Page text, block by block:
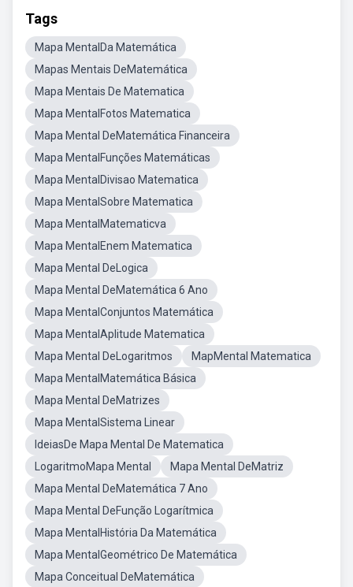
Tags
Mapa MentalDa Matemática
Mapas Mentais DeMatemática
Mapa Mentais De Matematica
Mapa MentalFotos Matematica
Mapa Mental DeMatemática Financeira
Mapa MentalFunções Matemáticas
Mapa MentalDivisao Matematica
Mapa MentalSobre Matematica
Mapa MentalMatematicva
Mapa MentalEnem Matematica
Mapa Mental DeLogica
Mapa Mental DeMatemática 6 Ano
Mapa MentalConjuntos Matemática
Mapa MentalAplitude Matematica
Mapa Mental DeLogaritmos
MapMental Matematica
Mapa MentalMatemática Básica
Mapa Mental DeMatrizes
Mapa MentalSistema Linear
IdeiasDe Mapa Mental De Matematica
LogaritmoMapa Mental
Mapa Mental DeMatriz
Mapa Mental DeMatemática 7 Ano
Mapa Mental DeFunção Logarítmica
Mapa MentalHistória Da Matemática
Mapa MentalGeométrico De Matemática
Mapa Conceitual DeMatemática